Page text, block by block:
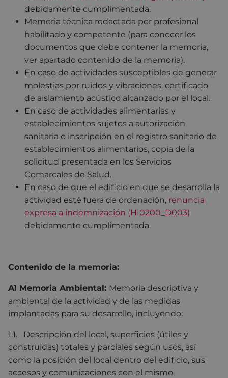
debidamente cumplimentada.
Memoria técnica redactada por profesional
habilitado y competente (para conocer los
documentos que debe contener la memoria,
ver apartado contenido de la memoria).
En caso de actividades susceptibles de generar
molestias por ruidos y vibraciones, certificado
de aislamiento acústico alcanzado por el local.
En caso de actividades alimentarias y
establecimientos sujetos a autorización
sanitaria o inscripción en el registro sanitario de
establecimientos alimentarios, copia de la
solicitud presentada en los Servicios
Comarcales de Salud.
En caso de que el edificio en que se desarrolla la
actividad esté fuera de ordenación, renuncia
expresa a indemnización (HI0200_D003)
debidamente cumplimentada.
Contenido de la memoria:
A1 Memoria Ambiental: Memoria descriptiva y
ambiental de la actividad y de las medidas
implantadas para su desarrollo, incluyendo:
1.1. Descripción del local, superficies (útiles y
construidas) totales y parciales según usos, así
como la posición del local dentro del edificio, sus
accesos y comunicaciones con el mismo.